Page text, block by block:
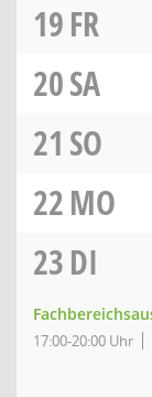
19FR
20SA
21 SO
22MO
23DI
17:00-20:00 Uhr